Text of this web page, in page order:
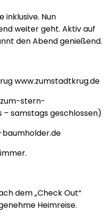
inklusive. Nun
weiter geht. Aktiv auf
den Abend genießend.
www.zumstadtkrug.de
stern-
samstags geschlossen)
baumholder.de
dem „Check Out“
Heimreise.